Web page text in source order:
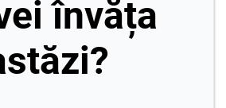
învăța